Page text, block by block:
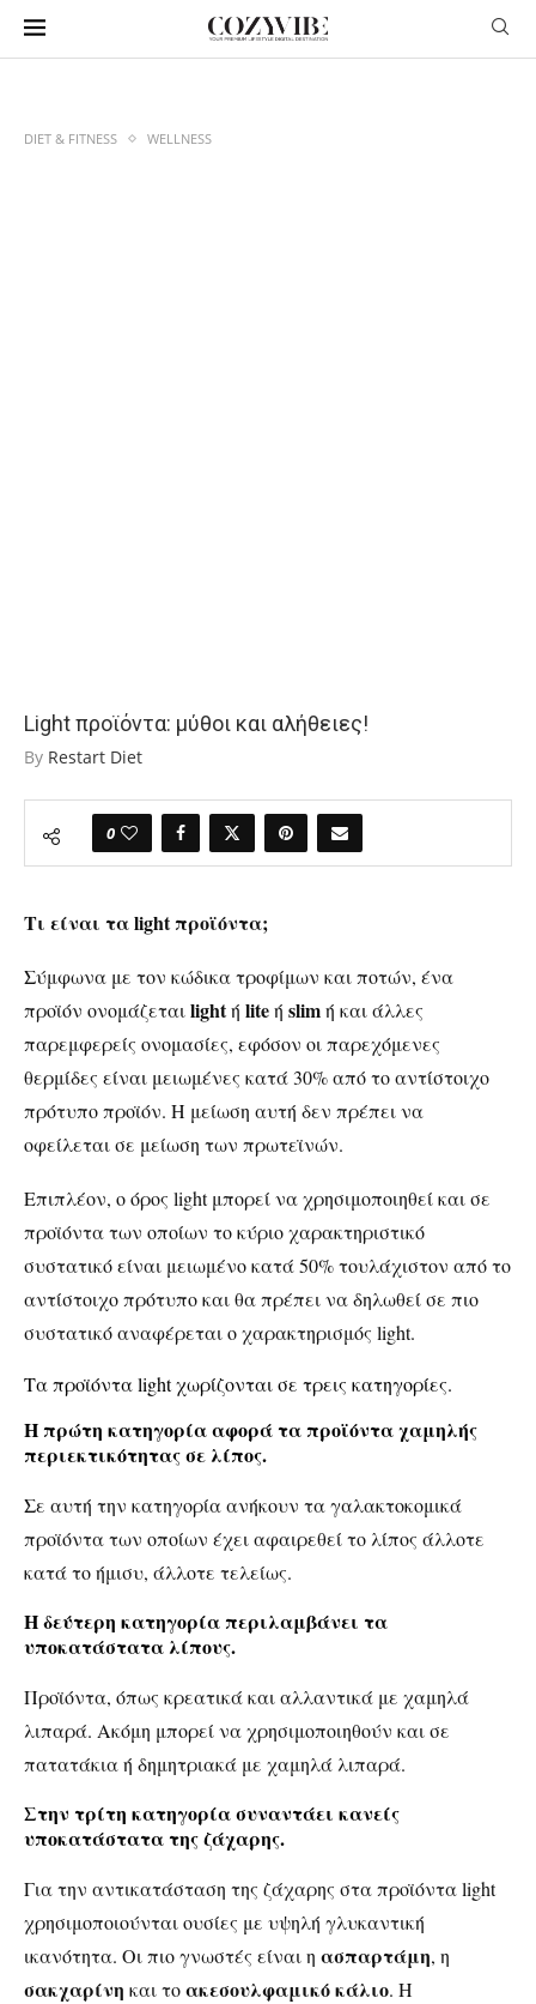
DIET & FITNESS WELLNESS
Light προϊόντα: μύθοι και αλήθειες!
By Restart Diet
0
Τι είναι τα light προϊόντα;
Σύμφωνα με τον κώδικα τροφίμων και ποτών, ένα
προϊόν ονομάζεταιlightή liteή slimή και άλλες
παρεμφερείς ονομασίες, εφόσον οι παρεχόμενες
θερμίδες είναι μειωμένες κατά 30% από το αντίστοιχο
πρότυπο προϊόν. Η μείωση αυτή δεν πρέπει να
οφείλεται σε μείωση των πρωτεϊνών.
Επιπλέον, ο όρος light μπορεί να χρησιμοποιηθεί και σε
προϊόντα των οποίων το κύριο χαρακτηριστικό
συστατικό είναι μειωμένο κατά 50% τουλάχιστον από το
αντίστοιχο πρότυπο και θα πρέπει να δηλωθεί σε πιο
συστατικό αναφέρεται ο χαρακτηρισμός light.
Τα προϊόντα light χωρίζονται σε τρεις κατηγορίες.
Η πρώτη κατηγορία αφορά τα προϊόντα χαμηλής
περιεκτικότητας σε λίπος.
Σε αυτή την κατηγορία ανήκουν τα γαλακτοκομικά
προϊόντα των οποίων έχει αφαιρεθεί το λίπος άλλοτε
κατά το ήμισυ, άλλοτε τελείως.
Η δεύτερη κατηγορία περιλαμβάνει τα
υποκατάστατα λίπους.
Προϊόντα, όπως κρεατικά και αλλαντικά με χαμηλά
λιπαρά. Ακόμη μπορεί να χρησιμοποιηθούν και σε
πατατάκια ή δημητριακά με χαμηλά λιπαρά.
Στην τρίτη κατηγορία συναντάει κανείς
υποκατάστατα της ζάχαρης.
Για την αντικατάσταση της ζάχαρης στα προϊόντα light
χρησιμοποιούνται ουσίες με υψηλή γλυκαντική
ικανότητα. Οι πιο γνωστές είναιη ασπαρτάμη, η
σακχαρίνη και τοακεσουλφαμικό κάλιο. Η